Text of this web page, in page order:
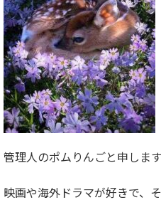
管理人のポムりんごと申します
映画や海外ドラマが好きで、